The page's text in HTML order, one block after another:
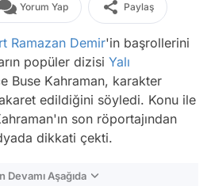
Yorum Yap Paylaş
Ramazan Demir'in başrollerini
popüler dizisi Yalı
Buse Kahraman, karakter
edildiğini söyledi. Konu ile
son röportajından
dikkati çekti.
Devamı Aşağıda